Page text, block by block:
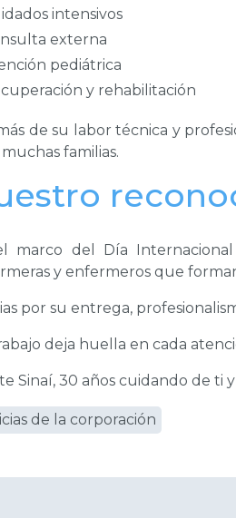
intensivos
externa
pediátrica
y rehabilitación
de su labor técnica y
familias.
marco del Día
y enfermeros que
por su entrega,
deja huella en cada
Sinaí, 30 años cuidando de ti
de la corporación